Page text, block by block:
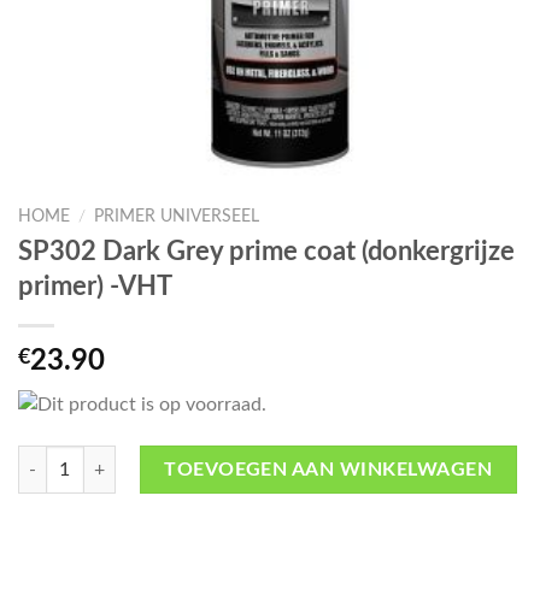
HOME / PRIMER UNIVERSEEL
SP302 Dark Grey prime coat (donkergrijze
primer) -VHT
€23.90
SP302 Dark Grey prime coat (donkergrijze primer) -VHT aantal
TOEVOEGEN AAN WINKELWAGEN